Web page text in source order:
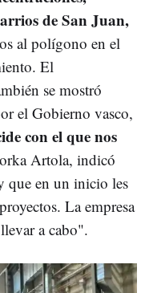
de San Juan,
al polígono en el
El
se mostró
el Gobierno vasco,
con el que nos
Artola, indicó
que en un inicio les
La empresa
a cabo".